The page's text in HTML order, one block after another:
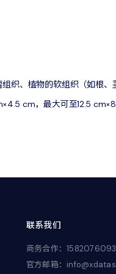
织、植物的软组织（如根
cm，最大可至12.5
联系我们
商务合作：
官方邮箱：